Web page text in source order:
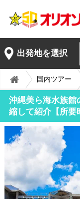
出発地を選択
国内ツアー
沖縄美ら海水族館
縮して紹介【所要